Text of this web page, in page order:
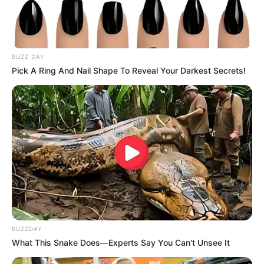
15:55 / 06 Avqust 2026 CƏMİYYƏT
Bərdədə açıq sahədə yanğın- VİDEO
83 0 0
BUZZ DAY
Pick A Ring And Nail Shape To Reveal Your Darkest Secrets!
BUZZDAY
What This Snake Does—Experts Say You Can't Unsee It